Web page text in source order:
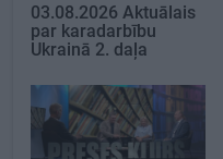
03.08.2026 Aktuālais
par karadarbību
Ukrainā 2. daļa